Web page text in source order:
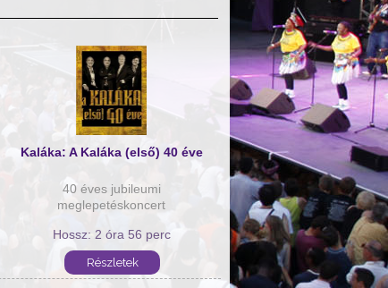
Kaláka: A Kaláka (első) 40 éve
40 éves jubileumi
meglepetéskoncert
Hossz: 2 óra 56 perc